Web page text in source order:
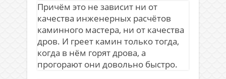
Причём это не зависит ни от
качества инженерных расчётов
каминного мастера, ни от качества
дров. И греет камин только тогда,
когда в нём горят дрова, а
прогорают они довольно быстро.